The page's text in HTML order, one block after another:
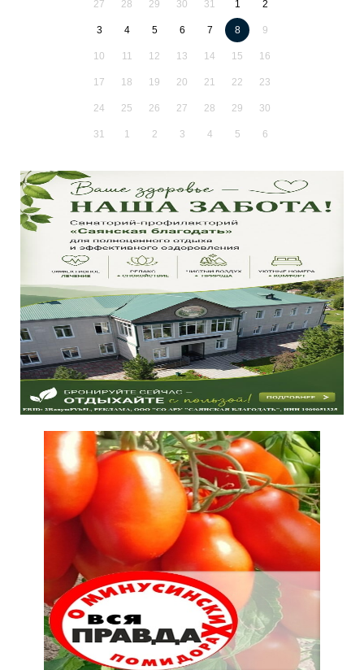
27 28 29 30 31 1 2
3 4 5 6 7 8 9
10 11 12 13 14 15 16
17 18 19 20 21 22 23
24 25 26 27 28 29 30
31 1 2 3 4 5 6